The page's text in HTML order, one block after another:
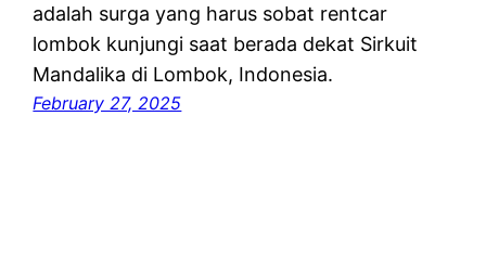
adalah surga yang harus sobat rentcar
lombok kunjungi saat berada dekat Sirkuit
Mandalika di Lombok, Indonesia.
February 27, 2025